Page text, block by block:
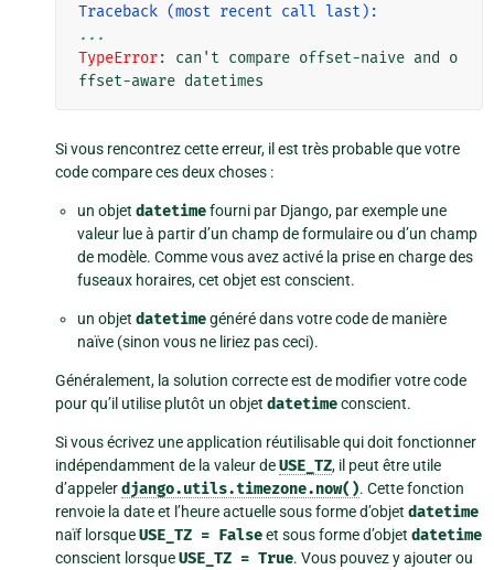
Traceback (most recent call last):
...
TypeError: can't compare offset-naive and o
ffset-aware datetimes
Si vous rencontrez cette erreur, il est très probable que votre
code compare ces deux choses :
un objet datetimefourni par Django, par exemple une
valeur lue à partir d’un champ de formulaire ou d’un champ
de modèle. Comme vous avez activé la prise en charge des
fuseaux horaires, cet objet est conscient.
un objet datetimegénéré dans votre code de manière
naïve (sinon vous ne liriez pas ceci).
Généralement, la solution correcte est de modifier votre code
pour qu’il utilise plutôt un objet datetimeconscient.
Si vous écrivez une application réutilisable qui doit fonctionner
indépendamment de la valeur deUSE_TZ, il peut être utile
d’appelerdjango.utils.timezone.now(). Cette fonction
renvoie la date et l’heure actuelle sous forme d’objet datetime
naïf lorsqueUSE_TZ = Falseet sous forme d’objet datetime
conscient lorsqueUSE_TZ = True. Vous pouvez y ajouter ou